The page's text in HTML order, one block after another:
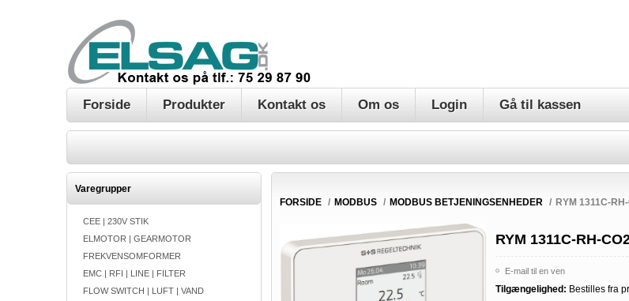
Forside Produkter Kontakt os Om os Login Gå til kassen
Varegrupper
CEE | 230V STIK
ELMOTOR | GEARMOTOR
FREKVENSOMFORMER
EMC | RFI | LINE | FILTER
FLOW SWITCH | LUFT | VAND
FORSIDE / MODBUS / MODBUS BETJENINGSENHEDER / RYM 1311C-
RYM 1311C-RH-
E-mail til en ven
Tilgængelighed: Bestilles fra